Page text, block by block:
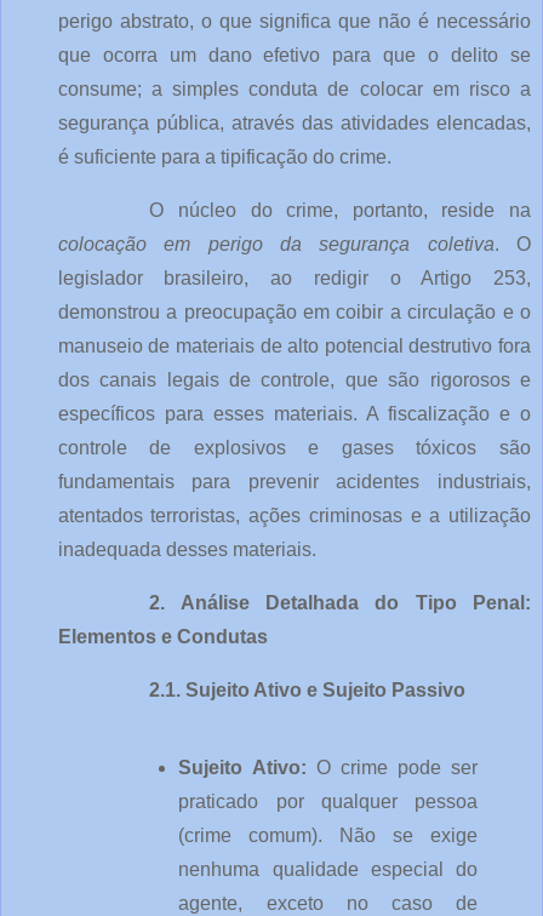
perigo abstrato, o que significa que não é necessário
que ocorra um dano efetivo para que o delito se
consume; a simples conduta de colocar em risco a
segurança pública, através das atividades elencadas,
é suficiente para a tipificação do crime.
colocação em perigo da segurança coletiva. O
legislador brasileiro, ao redigir o Artigo 253,
demonstrou a preocupação em coibir a circulação e o
manuseio de materiais de alto potencial destrutivo fora
dos canais legais de controle, que são rigorosos e
específicos para esses materiais. A fiscalização e o
controle de explosivos e gases tóxicos são
fundamentais para prevenir acidentes industriais,
atentados terroristas, ações criminosas e a utilização
inadequada desses materiais.
2. Análise Detalhada do Tipo Penal:
Elementos e Condutas
2.1. Sujeito Ativo e Sujeito Passivo
Sujeito Ativo: O crime pode ser
praticado por qualquer pessoa
(crime comum). Não se exige
nenhuma qualidade especial do
agente, exceto no caso de